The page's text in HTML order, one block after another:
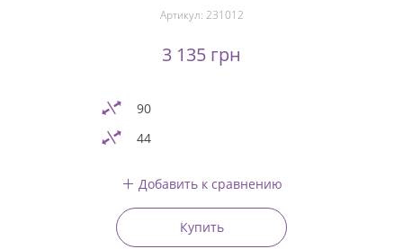
Артикул: 231012
3 135 грн
90
44
Добавить к сравнению
Купить